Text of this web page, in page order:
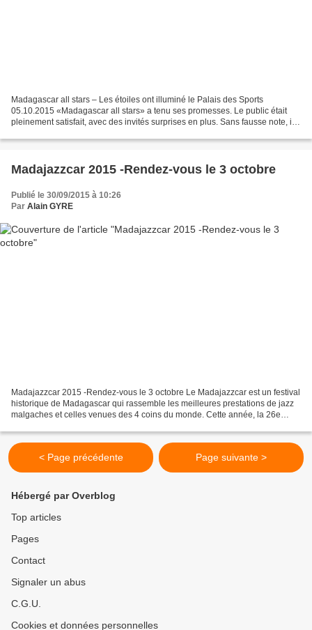
Madagascar all stars – Les étoiles ont illuminé le Palais des Sports
05.10.2015 «Madagascar all stars» a tenu ses promesses. Le public était
pleinement satisfait, avec des invités surprises en plus. Sans fausse note, ils
Madajazzcar 2015 -Rendez-vous le 3 octobre
Publié le 30/09/2015 à 10:26
Par Alain GYRE
Madajazzcar 2015 -Rendez-vous le 3 octobre Le Madajazzcar est un festival
historique de Madagascar qui rassemble les meilleures prestations de jazz
malgaches et celles venues des 4 coins du monde. Cette année, la 26e
< Page précédente Page suivante >
Hébergé par Overblog
Top articles
Pages
Contact
Signaler un abus
C.G.U.
Cookies et données personnelles